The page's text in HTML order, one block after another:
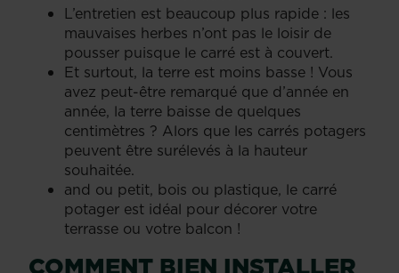
L’entretien est beaucoup plus rapide : les
mauvaises herbes n’ont pas le loisir de
pousser puisque le carré est à couvert.
Et surtout, la terre est moins basse ! Vous
avez peut-être remarqué que d’année en
année, la terre baisse de quelques
centimètres ? Alors que les carrés potagers
peuvent être surélevés à la hauteur
souhaitée.
and ou petit, bois ou plastique, le carré
potager est idéal pour décorer votre
terrasse ou votre balcon !
COMMENT BIEN INSTALLER